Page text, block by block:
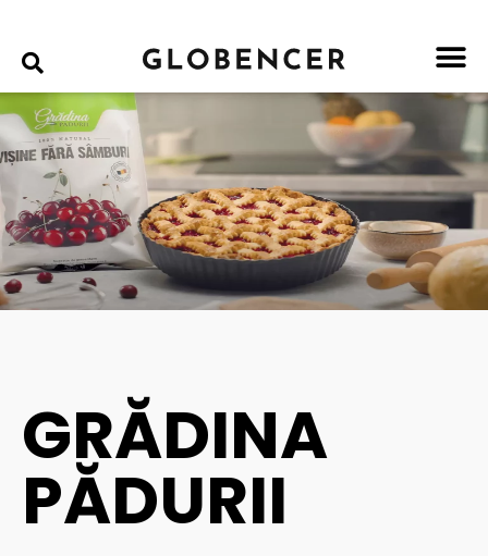
GRĂDINA
PĂDURII